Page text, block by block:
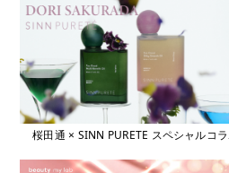
桜田通 × SINN PURETE スペシャルコ